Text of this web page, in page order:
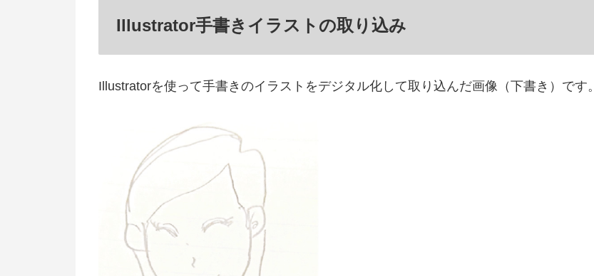
Illustrator手書きイラストの取り込み
Illustratorを使って手書きのイラストをデジタル化して取り込んだ画像（下書き）です。